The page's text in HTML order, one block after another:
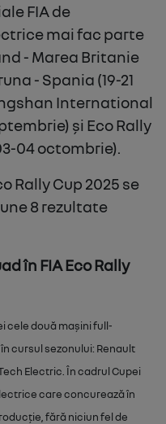
FIA de
mai fac parte
- Marea Britanie
- Spania (19-21
International
și Eco Rally
04octombrie).
Rally Cup 2025 se
8 rezultate
în FIA Eco Rally
cele două mașini full-
cursul sezonului: Renault
Electric. În cadrul Cupei
care concurează în
fără niciun fel de